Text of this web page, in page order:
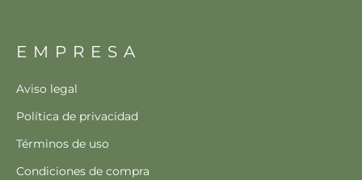
EMPRESA
Aviso legal
Política de privacidad
Términos de uso
Condiciones de compra